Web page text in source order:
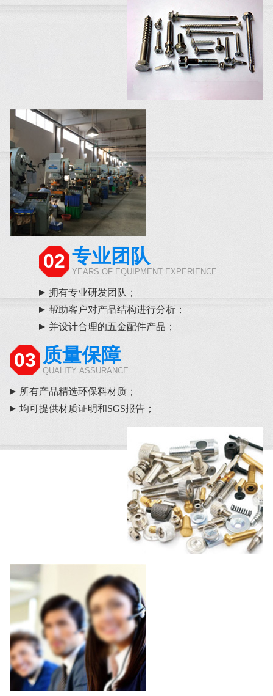
02 专业团队
YEARS OF EQUIPMENT EXPERIENCE
拥有专业研发团队；
帮助客户对产品结构进行分析；
并设计合理的五金配件产品；
03 质量保障
QUALITY ASSURANCE
所有产品精选环保料材质；
均可提供材质证明和SGS报告；